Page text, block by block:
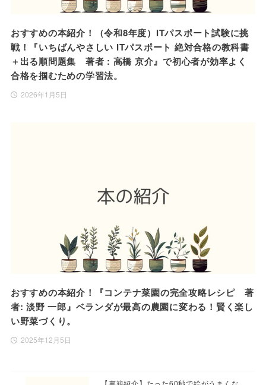
おすすめの本紹介！（令和8年度）ITパスポート試験に挑
戦！『いちばんやさしい ITパスポート 絶対合格の教科書
＋出る順問題集 著者 : 高橋 京介』で初心者が効率よく
合格を掴むための学習法。
2026年1月5日
おすすめの本紹介！『コンテナ菜園の完全攻略レシピ 著
者: 淡野 一郎』ベランダが最高の農園に変わる！賢く楽し
い野菜づくり。
2025年12月5日